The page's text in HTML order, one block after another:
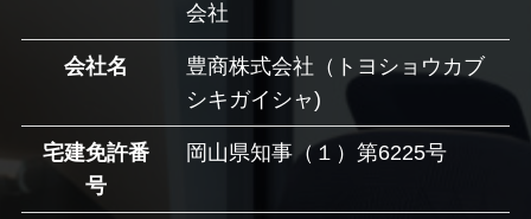
会社
会社名
豊商株式会社（トヨショウカブ
シキガイシャ)
宅建免許番
号
岡山県知事（１）第6225号